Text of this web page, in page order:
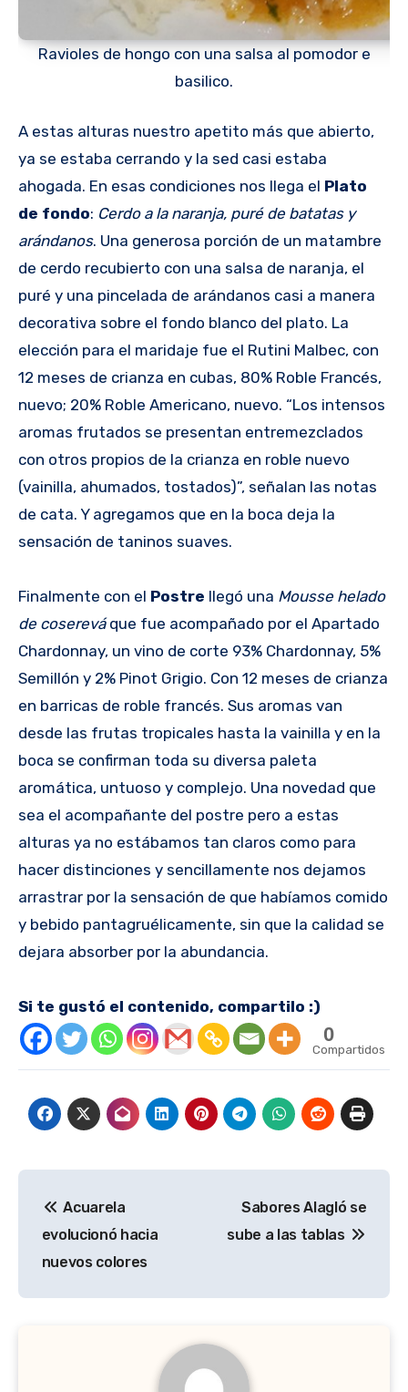
Ravioles de hongo con una salsa al pomodor e
basilico.
A estas alturas nuestro apetito más que abierto,
ya se estaba cerrando y la sed casi estaba
ahogada. En esas condiciones nos llega el Plato
de fondo: Cerdo a la naranja, puré de batatas y
arándanos. Una generosa porción de un matambre
de cerdo recubierto con una salsa de naranja, el
puré y una pincelada de arándanos casi a manera
decorativa sobre el fondo blanco del plato. La
elección para el maridaje fue el Rutini Malbec, con
12 meses de crianza en cubas, 80% Roble Francés,
nuevo; 20% Roble Americano, nuevo. “Los intensos
aromas frutados se presentan entremezclados
con otros propios de la crianza en roble nuevo
(vainilla, ahumados, tostados)”, señalan las notas
de cata. Y agregamos que en la boca deja la
sensación de taninos suaves.
Finalmente con el Postre llegó una Mousse helado
de cosereváque fue acompañado por el Apartado
Chardonnay, un vino de corte 93% Chardonnay, 5%
Semillón y 2% Pinot Grigio. Con 12 meses de crianza
en barricas de roble francés. Sus aromas van
desde las frutas tropicales hasta la vainilla y en la
boca se confirman toda su diversa paleta
aromática, untuoso y complejo. Una novedad que
sea el acompañante del postre pero a estas
alturas ya no estábamos tan claros como para
hacer distinciones y sencillamente nos dejamos
arrastrar por la sensación de que habíamos comido
y bebido pantagruélicamente, sin que la calidad se
dejara absorber por la abundancia.
Si te gustó el contenido, compartilo :)
0
Compartidos
de
entradas
Acuarela
evolucionó hacia
nuevos colores
Sabores Alagló se
sube a las tablas